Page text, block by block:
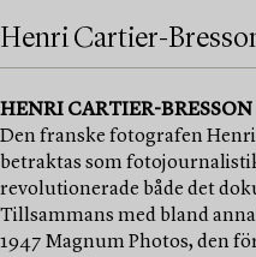
Henri Cartier-
HENRI CARTIER-BRESSON
Den franske fotografen
betraktas som
revolutionerade både det
Tillsammans med bland
1947 Magnum Photos, den